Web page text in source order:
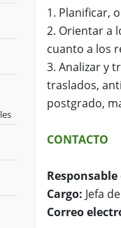
1. Planificar,
2. Orientar a
cuanto a los
3. Analizar y
traslados,
postgrado,
CONTACTO
Responsable
Cargo: Jefa
Correo